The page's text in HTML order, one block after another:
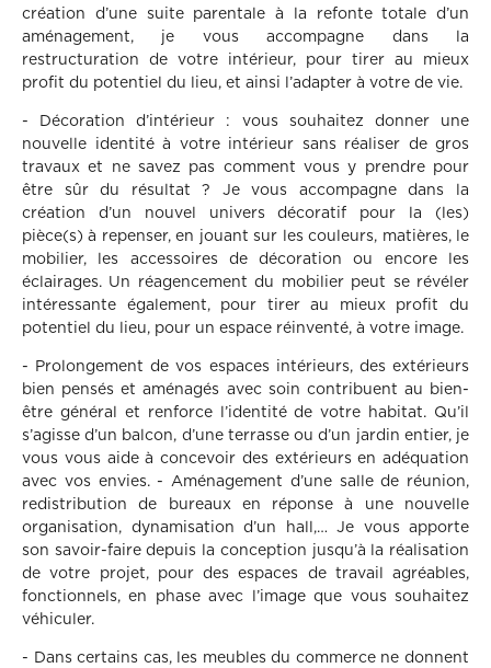
création d’une suite parentale à la refonte totale d’un
aménagement, je vous accompagne dans la
restructuration de votre intérieur, pour tirer au mieux
profit du potentiel du lieu, et ainsi l’adapter à votre de vie.
- Décoration d’intérieur : vous souhaitez donner une
nouvelle identité à votre intérieur sans réaliser de gros
travaux et ne savez pas comment vous y prendre pour
être sûr du résultat ? Je vous accompagne dans la
création d’un nouvel univers décoratif pour la (les)
pièce(s) à repenser, en jouant sur les couleurs, matières, le
mobilier, les accessoires de décoration ou encore les
éclairages. Un réagencement du mobilier peut se révéler
intéressante également, pour tirer au mieux profit du
potentiel du lieu, pour un espace réinventé, à votre image.
- Prolongement de vos espaces intérieurs, des extérieurs
bien pensés et aménagés avec soin contribuent au bien-
être général et renforce l’identité de votre habitat. Qu’il
s’agisse d’un balcon, d’une terrasse ou d’un jardin entier, je
vous vous aide à concevoir des extérieurs en adéquation
avec vos envies. - Aménagement d’une salle de réunion,
redistribution de bureaux en réponse à une nouvelle
organisation, dynamisation d’un hall,… Je vous apporte
son savoir-faire depuis la conception jusqu’à la réalisation
de votre projet, pour des espaces de travail agréables,
fonctionnels, en phase avec l’image que vous souhaitez
véhiculer.
- Dans certains cas, les meubles du commerce ne donnent